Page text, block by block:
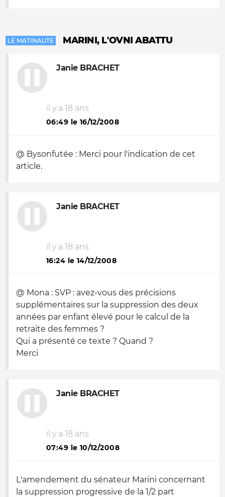
LE MATINAUTE MARINI, L'OVNI ABATTU
Janie BRACHET
il y a 18 ans
06:49 le 16/12/2008
@ Bysonfutée : Merci pour l'indication de cet
article.
Janie BRACHET
il y a 18 ans
16:24 le 14/12/2008
@ Mona : SVP : avez-vous des précisions
supplémentaires sur la suppression des deux
années par enfant élevé pour le calcul de la
retraite des femmes ?
Qui a présenté ce texte ? Quand ?
Merci
Janie BRACHET
il y a 18 ans
07:49 le 10/12/2008
L'amendement du sénateur Marini concernant
la suppression progressive de la 1/2 part